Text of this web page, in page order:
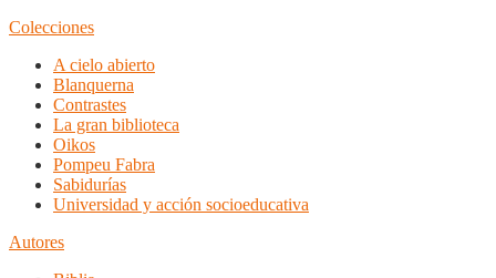
Colecciones
A cielo abierto
Blanquerna
Contrastes
La gran biblioteca
Oikos
Pompeu Fabra
Sabidurías
Universidad y acción socioeducativa
Autores